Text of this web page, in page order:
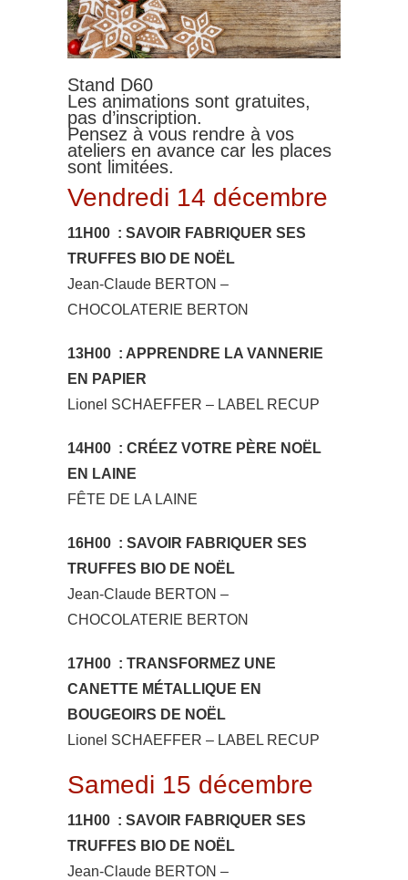
Stand D60
Les animations sont gratuites,
pas d’inscription.
Pensez à vous rendre à vos
ateliers en avance car les places
sont limitées.
Vendredi 14 décembre
11H00 : SAVOIR FABRIQUER SES
TRUFFES BIO DE NOËL
Jean-Claude BERTON –
CHOCOLATERIE BERTON
13H00 : APPRENDRE LA VANNERIE
EN PAPIER
Lionel SCHAEFFER – LABEL RECUP
14H00 : CRÉEZ VOTRE PÈRE NOËL
EN LAINE
FÊTE DE LA LAINE
16H00 : SAVOIR FABRIQUER SES
TRUFFES BIO DE NOËL
Jean-Claude BERTON –
CHOCOLATERIE BERTON
17H00 : TRANSFORMEZ UNE
CANETTE MÉTALLIQUE EN
BOUGEOIRS DE NOËL
Lionel SCHAEFFER – LABEL RECUP
Samedi 15 décembre
11H00 : SAVOIR FABRIQUER SES
TRUFFES BIO DE NOËL
Jean-Claude BERTON –